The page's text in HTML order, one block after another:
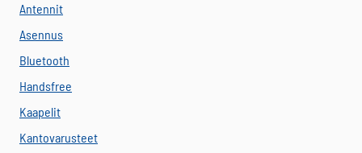
Antennit
Asennus
Bluetooth
Handsfree
Kaapelit
Kantovarusteet